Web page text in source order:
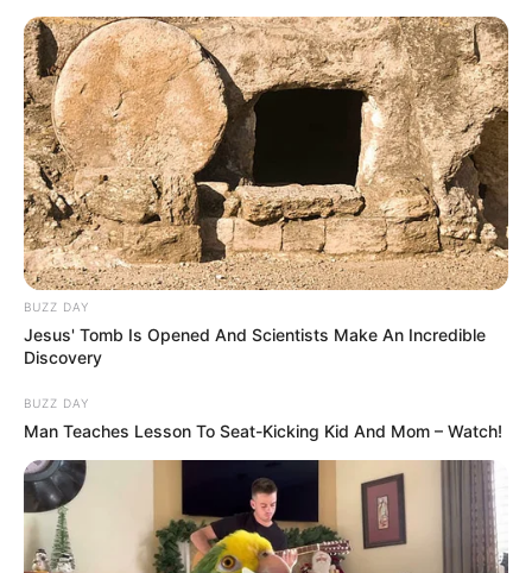
mindösszesen 3.029.822.098 Ft-ot tettek ki, így a
TISZA a 2025-ös évet 180 millió forint
eredménnyel zárta.
A teljes 2025. évi beszámoló a TISZA honlapján
olvasható.
Mindenkinek hálásan köszönjük, aki akár anyagilag,
akár önkéntes munkával hozzájárult a
rendszerváltás sikeréhez! Kevesebb megjelenítése”
BUZZ DAY
Jesus' Tomb Is Opened And Scientists Make An Incredible
Discovery
BUZZ DAY
Man Teaches Lesson To Seat-Kicking Kid And Mom – Watch!